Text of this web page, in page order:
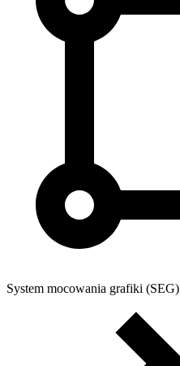
System mocowania grafiki (SEG)